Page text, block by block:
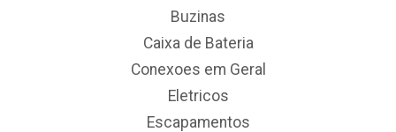
Buzinas
Caixa de Bateria
Conexoes em Geral
Eletricos
Escapamentos